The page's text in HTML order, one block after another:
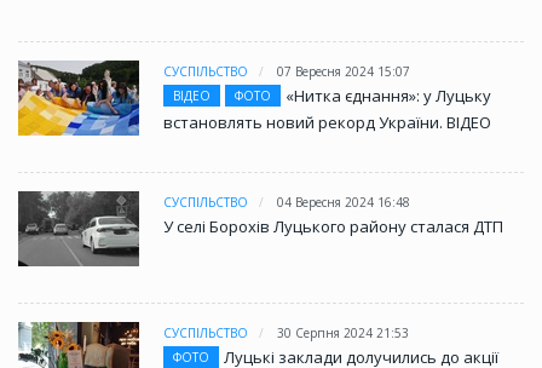
СУСПІЛЬСТВО
07 Вересня 2024 15:07
ВІДЕО
ФОТО
«Нитка єднання»: у Луцьку
встановлять новий рекорд України. ВІДЕО
СУСПІЛЬСТВО 04 Вересня 2024 16:48
У селі Борохів Луцького району сталася ДТП
СУСПІЛЬСТВО
30 Серпня 2024 21:53
ФОТО
Луцькі заклади долучились до акції